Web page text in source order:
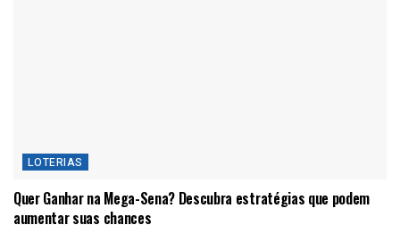
LOTERIAS
Quer Ganhar na Mega-Sena? Descubra estratégias que podem
aumentar suas chances